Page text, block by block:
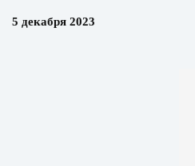
5 декабря 2023